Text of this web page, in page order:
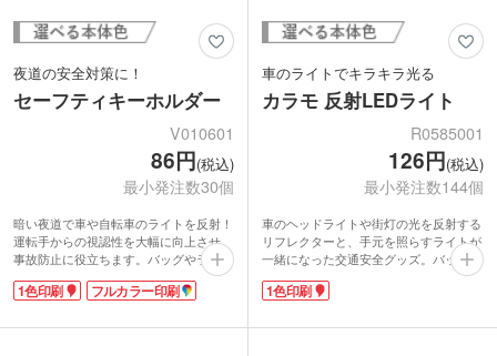
夜道の安全対策に！
セーフティキーホルダー
V010601
86円(税込)
最小発注数30個
暗い夜道で車や自転車のライトを反射！
運転手からの視認性を大幅に向上させ、
事故防止に役立ちます。バッグやランド
セル、自転車にキーホルダー感覚で簡単
に取り付け可能。通勤・通学、夜間のウ
広くご使用いただけます。
1色印刷 フルカラー印刷
車のライトでキラキラ光る
カラモ 反射LEDライト
R0585001
126円(税込)
最小発注数144個
車のヘッドライトや街灯の光を反射する
リフレクターと、手元を照らすライトが
一緒になった交通安全グッズ。バッグや
ベルトに吊り下げておけば夜間や荒天時
の安全を守ってくれます。
会・敬老会などの団体名を入れてノベル
1色印刷